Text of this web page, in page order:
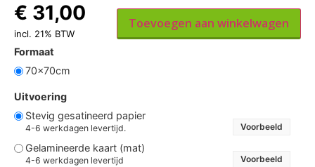
Formaat
70x70cm
Uitvoering
Stevig gesatineerd papier
4-6 werkdagen levertijd. Voorbeeld
Gelamineerde kaart (mat)
4-6 werkdagen levertijd Voorbeeld
€ 31,00
incl. 21% BTW
Toevoegen aan winkelwagen